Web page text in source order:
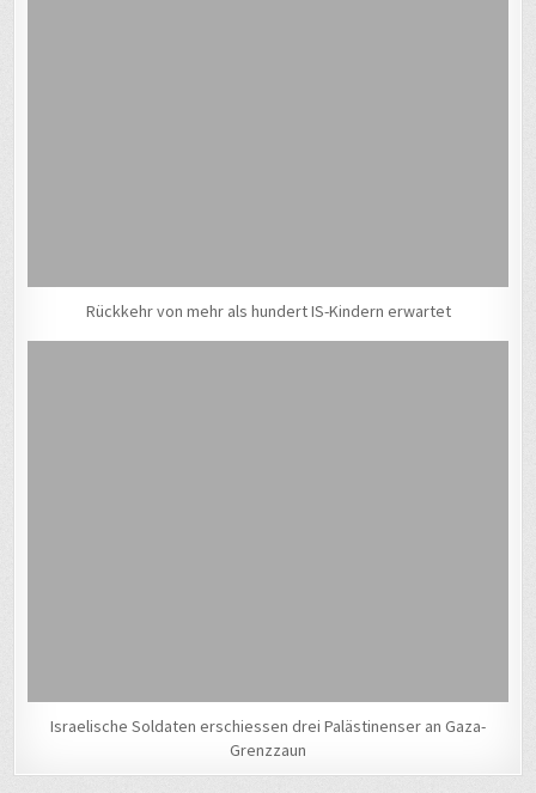
Rückkehr von mehr als hundert IS-Kindern erwartet
Israelische Soldaten erschiessen drei Palästinenser an Gaza-
Grenzzaun